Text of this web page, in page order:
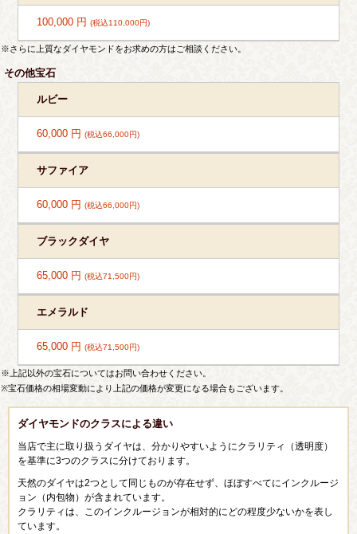
100,000 円(税込110,000円)
※さらに上質なダイヤモンドをお求めの方はご相談ください。
その他宝石
ルビー
60,000 円(税込66,000円)
サファイア
60,000 円(税込66,000円)
ブラックダイヤ
65,000 円(税込71,500円)
エメラルド
65,000 円(税込71,500円)
※上記以外の宝石についてはお問い合わせください。
※宝石価格の相場変動により上記の価格が変更になる場合もございます。
ダイヤモンドのクラスによる違い
当店で主に取り扱うダイヤは、分かりやすいようにクラリティ（透明度）
を基準に3つのクラスに分けております。
天然のダイヤは2つとして同じものが存在せず、ほぼすべてにインクルージ
ョン（内包物）が含まれています。
クラリティは、このインクルージョンが相対的にどの程度少ないかを表し
ています。